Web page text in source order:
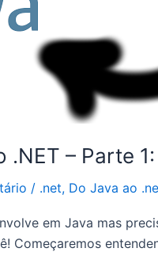
.NET – Parte
/ .net, Do Java ao
em Java mas
Começaremos